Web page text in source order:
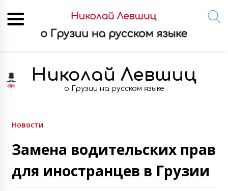
content
Николай Левшиц
о Грузии на русском языке
Новости
Замена водительских прав
для иностранцев в Грузии